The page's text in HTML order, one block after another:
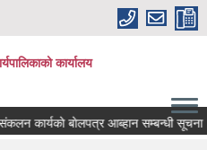
कार्यालय
कार्यकाे बाेलपत्र आब्हान सम्बन्धी सूचना